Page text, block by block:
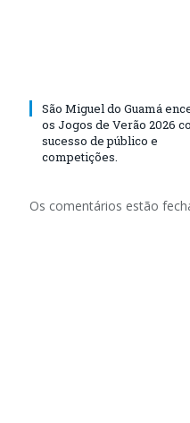
São Miguel do Guamá
os Jogos de Verão 2026
sucesso de público e
competições.
Os comentários estão